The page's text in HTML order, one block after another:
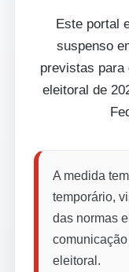
Este portal
suspenso
previstas para
eleitoral de
A medida
temporário,
das normas
eleitoral.